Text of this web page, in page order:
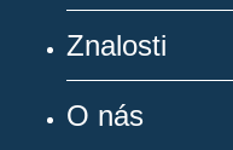
Znalosti
O nás